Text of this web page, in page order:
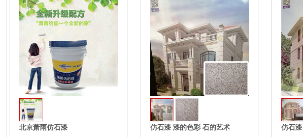
收藏
北京萧雨仿石漆
收藏
仿石漆 漆的色彩 石的艺术 仿石